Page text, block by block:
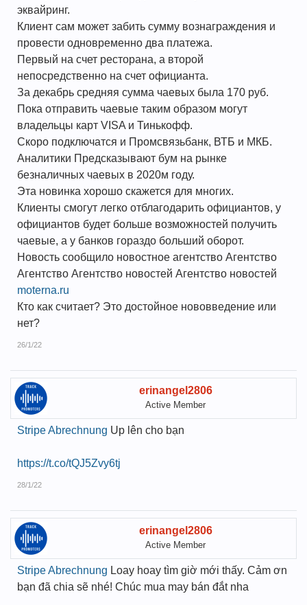
эквайринг.
Клиент сам может забить сумму вознаграждения и
провести одновременно два платежа.
Первый на счет ресторана, а второй
непосредственно на счет официанта.
За декабрь средняя сумма чаевых была 170 руб.
Пока отправить чаевые таким образом могут
владельцы карт VISA и Тинькофф.
Скоро подключатся и Промсвязьбанк, ВТБ и МКБ.
Аналитики Предсказывают бум на рынке
безналичных чаевых в 2020м году.
Эта новинка хорошо скажется для многих.
Клиенты смогут легко отблагодарить официантов, у
официантов будет больше возможностей получить
чаевые, а у банков гораздо больший оборот.
Новость сообщило новостное агентство Агентство
Агентство Агентство новостей Агентство новостей
moterna.ru
Кто как считает? Это достойное нововведение или
нет?
26/1/22
erinangel2806
Active Member
Stripe Abrechnung Up lên cho bạn
https://t.co/tQJ5Zvy6tj
28/1/22
erinangel2806
Active Member
Stripe Abrechnung Loay hoay tìm giờ mới thấy. Cảm ơn
bạn đã chia sẽ nhé! Chúc mua may bán đắt nha